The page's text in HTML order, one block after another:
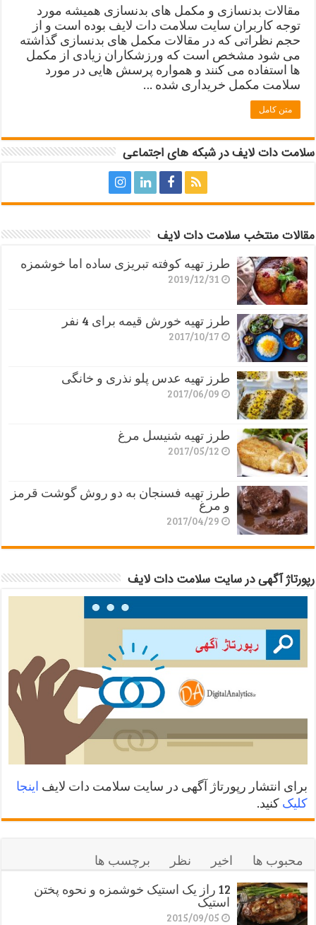
مقالات بدنسازی و مکمل های بدنسازی همیشه مورد
توجه کاربران سایت سلامت دات لایف بوده است و از
حجم نظراتی که در مقالات مکمل های بدنسازی گذاشته
می شود مشخص است که ورزشکاران زیادی از مکمل
ها استفاده می کنند و همواره پرسش هایی در مورد
سلامت مکمل خریداری شده …
متن کامل
سلامت دات لایف در شبکه های اجتماعی
مقالات منتخب سلامت دات لایف
طرز تهیه کوفته تبریزی ساده اما خوشمزه
2019/12/31
طرز تهیه خورش قیمه برای 4 نفر
2017/10/17
طرز تهیه عدس پلو نذری و خانگی
2017/06/09
طرز تهیه شنیسل مرغ
2017/05/12
طرز تهیه فسنجان به دو روش گوشت قرمز
و مرغ
2017/04/29
رپورتاژ آگهی در سایت سلامت دات لایف
برای انتشار رپورتاژ آگهی در سایت سلامت دات لایف اینجا
کلیک کنید.
محبوب ها اخیر نظر
برچسب ها
12 راز یک استیک خوشمزه و نحوه پختن
استیک
2015/09/05